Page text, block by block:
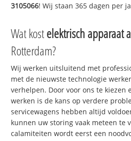
3105066! Wij staan 365 dagen per
Wat kostelektrisch apparaat
Rotterdam?
Wij werken uitsluitend met
met de nieuwste technologie
verhelpen. Door voor ons te kiezen
werken is de kans op verdere
servicewagens hebben altijd
kunnen uw storing vaak meteen te
calamiteiten wordt eerst een